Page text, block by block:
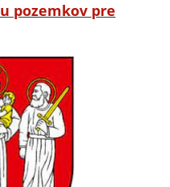
pozemkov pre